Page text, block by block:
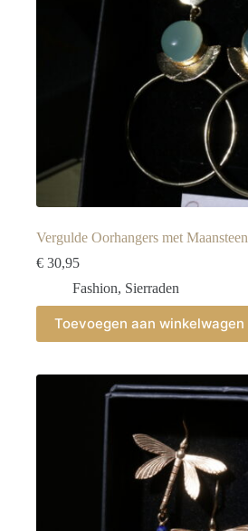
Vergulde Oorhangers met Maansteen
€ 30,95
Fashion, Sierraden
Toevoegen aan winkelwagen